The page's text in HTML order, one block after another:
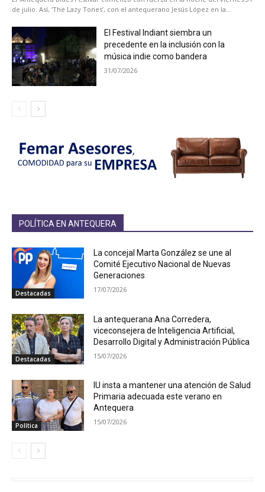
de julio. Así, ‘The Lazy Tones’, con el antequerano Jesús López en la...
El Festival Indiant siembra un
precedente en la inclusión con la
música indie como bandera
31/07/2026
POLÍTICA EN ANTEQUERA
Destacadas
La concejal Marta González se une al
Comité Ejecutivo Nacional de Nuevas
Generaciones
17/07/2026
Destacadas
La antequerana Ana Corredera,
viceconsejera de Inteligencia Artificial,
Desarrollo Digital y Administración Pública
15/07/2026
Política
IU insta a mantener una atención de Salud
Primaria adecuada este verano en
Antequera
15/07/2026